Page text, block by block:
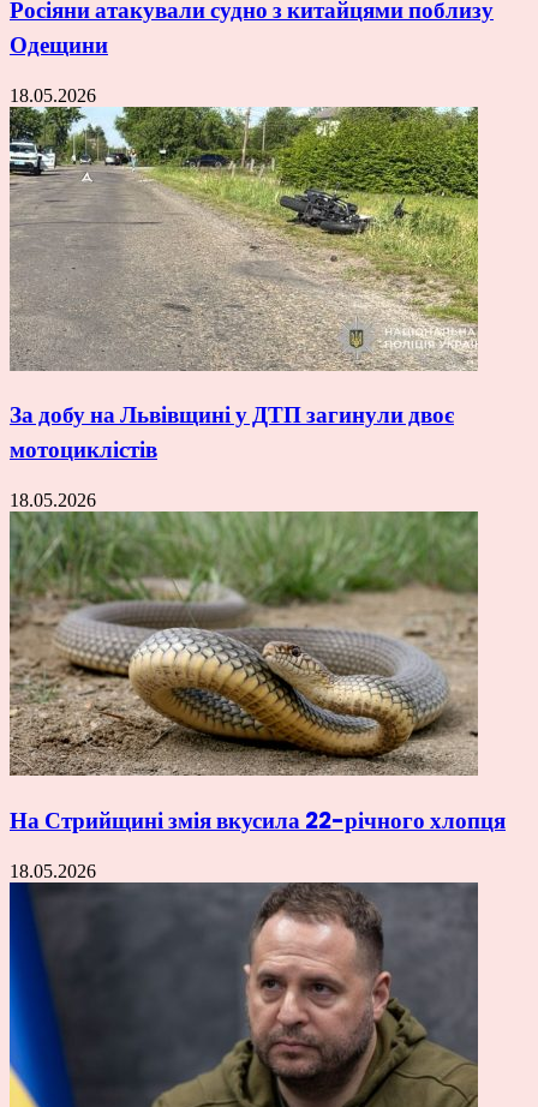
Росіяни атакували судно з китайцями поблизу
Одещини
18.05.2026
За добу на Львівщині у ДТП загинули двоє
мотоциклістів
18.05.2026
На Стрийщині змія вкусила 22-річного хлопця
18.05.2026